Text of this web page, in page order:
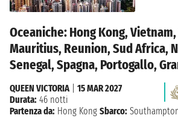
Oceaniche: Hong Kong,
Mauritius, Reunion, Sud Africa,
Senegal, Spagna, Portogallo,
QUEEN VICTORIA| 15 MAR 2027
Durata: 46 notti
Partenza da: Hong Kong Sbarco: